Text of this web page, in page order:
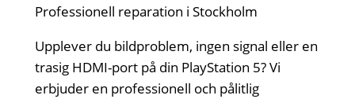
Professionell reparation i Stockholm
Upplever du bildproblem, ingen signal eller en
trasig HDMI-port på din PlayStation 5? Vi
erbjuder en professionell och pålitlig